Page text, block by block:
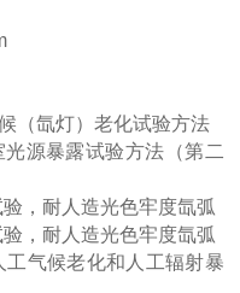
（氙灯）老化试验方法
源暴露试验方法（第二
，耐人造光色牢度氙弧
，耐人造光色牢度氙弧
气候老化和人工辐射暴